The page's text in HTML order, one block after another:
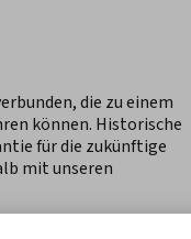
die zu einem
können. Historische
für die zukünftige
mit unseren